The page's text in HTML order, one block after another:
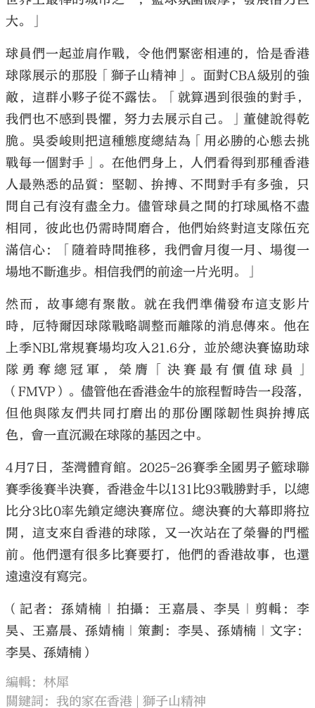
大。」
球員們一起並肩作戰，令他們緊密相連的，恰是香港
球隊展示的那股「獅子山精神」。面對CBA級別的強
敵，這群小夥子從不露怯。「就算遇到很強的對手，
我們也不感到畏懼，努力去展示自己。」董健說得乾
脆。吳委峻則把這種態度總結為「用必勝的心態去挑
戰每一個對手」。在他們身上，人們看得到那種香港
人最熟悉的品質：堅韌、拚搏、不問對手有多強，只
問自己有沒有盡全力。儘管球員之間的打球風格不盡
相同，彼此也仍需時間磨合，他們始終對這支隊伍充
滿信心：「隨着時間推移，我們會月復一月、場復一
場地不斷進步。相信我們的前途一片光明。」
然而，故事總有聚散。就在我們準備發布這支影片
時，厄特爾因球隊戰略調整而離隊的消息傳來。他在
上季NBL常規賽場均攻入21.6分，並於總決賽協助球
隊勇奪總冠軍，榮膺「決賽最有價值球員」
（FMVP）。儘管他在香港金牛的旅程暫時告一段落，
但他與隊友們共同打磨出的那份團隊韌性與拚搏底
色，會一直沉澱在球隊的基因之中。
4月7日，荃灣體育館。2025-26賽季全國男子籃球聯
賽季後賽半決賽，香港金牛以131比93戰勝對手，以總
比分3比0率先鎖定總決賽席位。總決賽的大幕即將拉
開，這支來自香港的球隊，又一次站在了榮譽的門檻
前。他們還有很多比賽要打，他們的香港故事，也還
遠遠沒有寫完。
（記者：孫婧楠｜拍攝：王嘉晨、李昊｜剪輯：李
昊、王嘉晨、孫婧楠｜策劃：李昊、孫婧楠｜文字：
李昊、孫婧楠）
編輯：林犀
關鍵詞：我的家在香港 獅子山精神